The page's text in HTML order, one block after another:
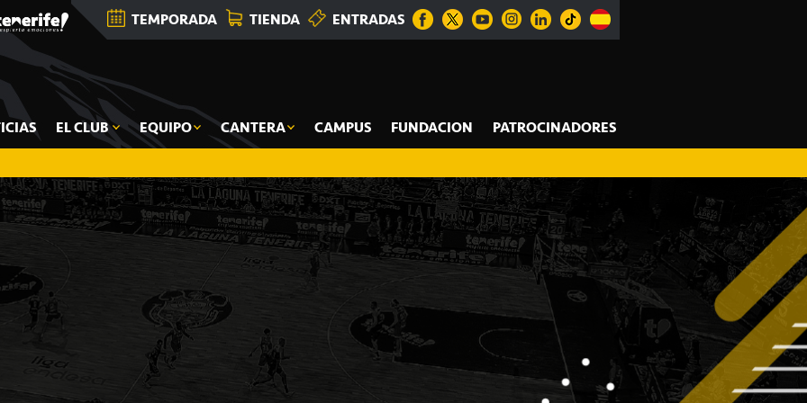
TEMPORADA TIENDA ENTRADAS
EL CLUB EQUIPO CANTERA CAMPUS FUNDACION PATROCINADORES